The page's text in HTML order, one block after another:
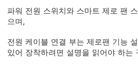
파워 전원 스위치와 스마트 제로 팬
으며,
전원 케이블 연결 부는 제로팬 기능
있어 장착하려면 설명을 읽어야 하는